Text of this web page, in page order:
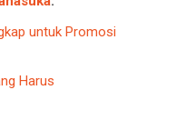
untuk Promosi
Harus